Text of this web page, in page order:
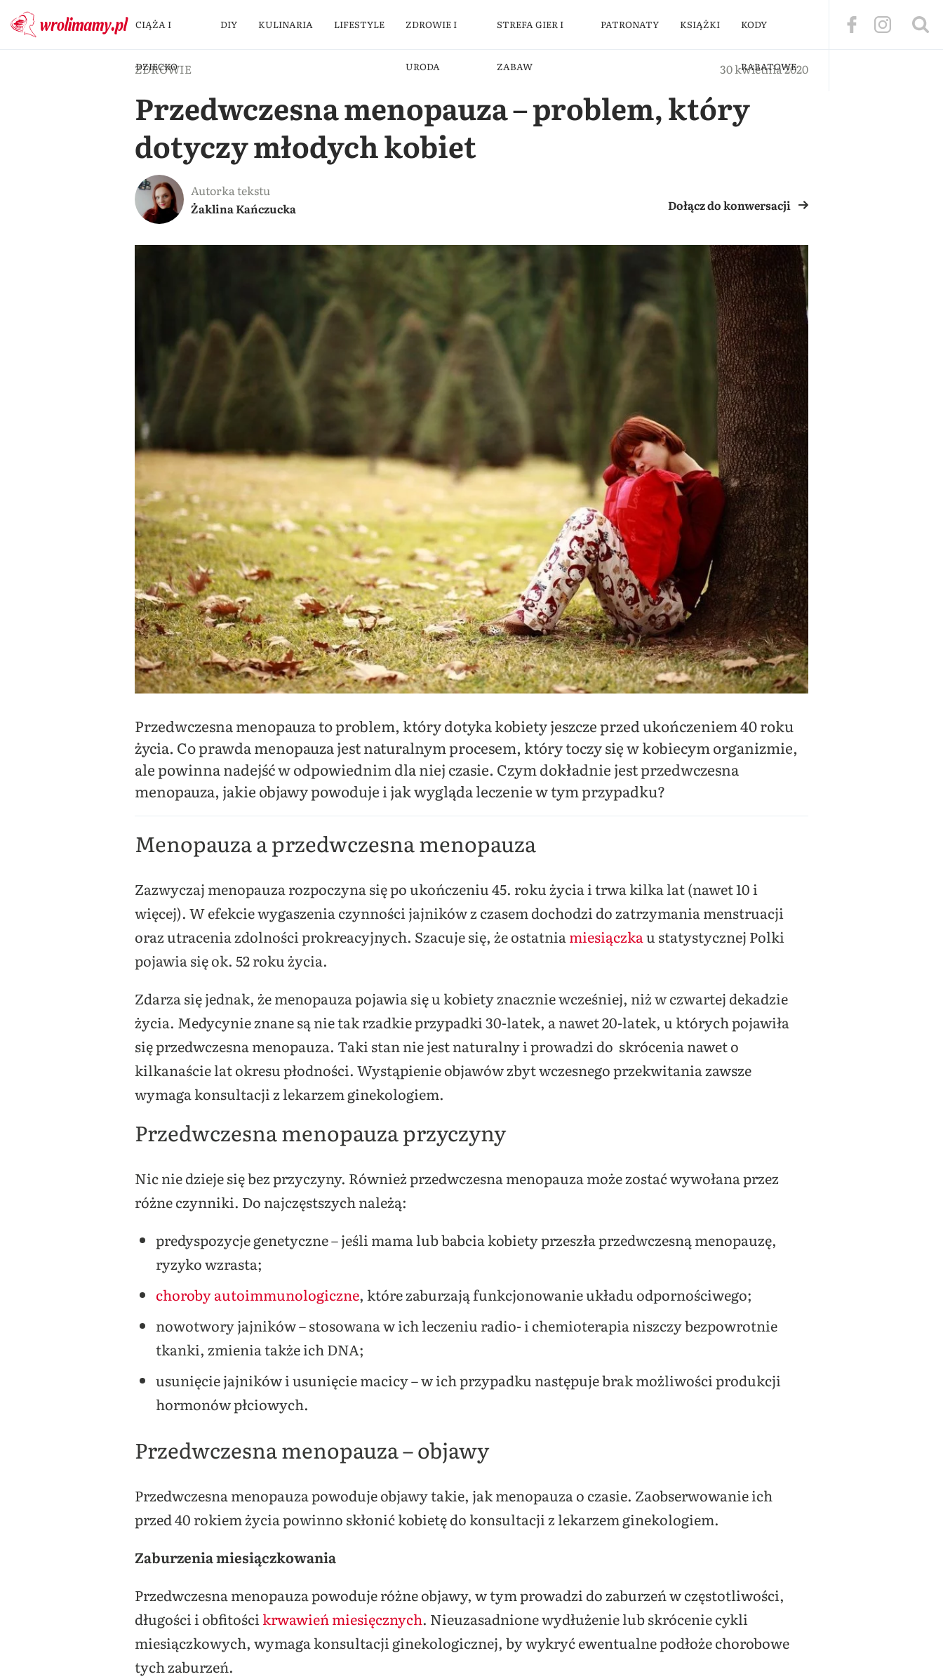
CIĄŻA I
DZIECKO
DIY KULINARIA LIFESTYLE ZDROWIE I
URODA
STREFA GIER I
ZABAW
PATRONATY KSIĄŻKI KODY
RABATOWE
ZDROWIE 30 kwietnia 2020
Przedwczesna menopauza – problem, który
dotyczy młodych kobiet
Autorka tekstu
Żaklina Kańczucka
Dołącz do konwersacji
Przedwczesna menopauza to problem, który dotyka kobiety jeszcze przed ukończeniem 40 roku
życia. Co prawda menopauza jest naturalnym procesem, który toczy się w kobiecym organizmie,
ale powinna nadejść w odpowiednim dla niej czasie. Czym dokładnie jest przedwczesna
menopauza, jakie objawy powoduje i jak wygląda leczenie w tym przypadku?
Menopauza a przedwczesna menopauza
Zazwyczaj menopauza rozpoczyna się po ukończeniu 45. roku życia i trwa kilka lat (nawet 10 i
więcej). W efekcie wygaszenia czynności jajników z czasem dochodzi do zatrzymania menstruacji
oraz utracenia zdolności prokreacyjnych. Szacuje się, że ostatniamiesiączkau statystycznej Polki
pojawia się ok. 52 roku życia.
Zdarza się jednak, że menopauza pojawia się u kobiety znacznie wcześniej, niż w czwartej dekadzie
życia. Medycynie znane są nie tak rzadkie przypadki 30-latek, a nawet 20-latek, u których pojawiła
się przedwczesna menopauza. Taki stan nie jest naturalny i prowadzi do skrócenia nawet o
kilkanaście lat okresu płodności. Wystąpienie objawów zbyt wczesnego przekwitania zawsze
wymaga konsultacji z lekarzem ginekologiem.
Przedwczesna menopauza przyczyny
Nic nie dzieje się bez przyczyny. Również przedwczesna menopauza może zostać wywołana przez
różne czynniki. Do najczęstszych należą:
predyspozycje genetyczne – jeśli mama lub babcia kobiety przeszła przedwczesną menopauzę,
ryzyko wzrasta;
choroby autoimmunologiczne, które zaburzają funkcjonowanie układu odpornościwego;
nowotwory jajników – stosowana w ich leczeniu radio- i chemioterapia niszczy bezpowrotnie
tkanki, zmienia także ich DNA;
usunięcie jajników i usunięcie macicy – w ich przypadku następuje brak możliwości produkcji
hormonów płciowych.
Przedwczesna menopauza – objawy
Przedwczesna menopauza powoduje objawy takie, jak menopauza o czasie. Zaobserwowanie ich
przed 40 rokiem życia powinno skłonić kobietę do konsultacji z lekarzem ginekologiem.
Zaburzenia miesiączkowania
Przedwczesna menopauza powoduje różne objawy, w tym prowadzi do zaburzeń w częstotliwości,
długości i obfitościkrwawień miesięcznych. Nieuzasadnione wydłużenie lub skrócenie cykli
miesiączkowych, wymaga konsultacji ginekologicznej, by wykryć ewentualne podłoże chorobowe
tych zaburzeń.